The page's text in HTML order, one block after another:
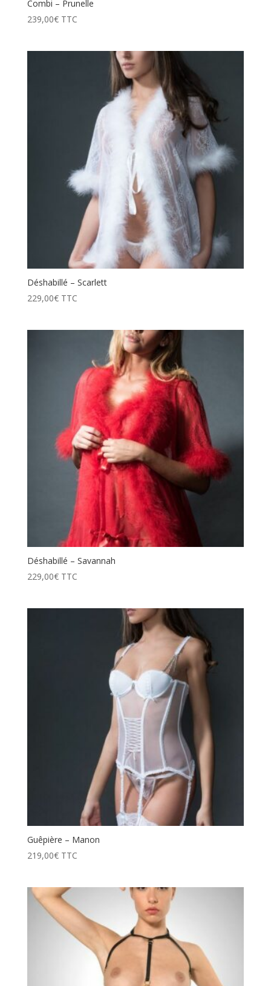
Combi – Prunelle
239,00€ TTC
Déshabillé – Scarlett
229,00€ TTC
Déshabillé – Savannah
229,00€ TTC
Guêpière – Manon
219,00€ TTC